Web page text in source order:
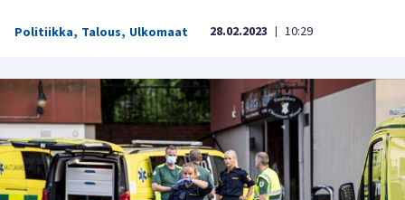
Politiikka, Talous, Ulkomaat 28.02.2023 | 10:29